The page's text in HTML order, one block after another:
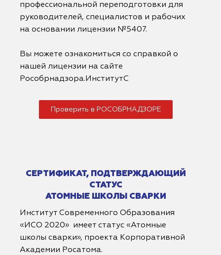
профессиональной переподготовки для
руководителей, специалистов и рабочих
на основании лицензии №5407.
Вы можете ознакомиться со справкой о
нашей лицензии на сайте
Рособрнадзора.ИнститутС
Проверить в РОСОБРНАДЗОРЕ
СЕРТИФИКАТ, ПОДТВЕРЖДАЮЩИЙ
СТАТУС
АТОМНЫЕ ШКОЛЫ СВАРКИ
Институт Современного Образования
«ИСО 2020» имеет статус «Атомные
школы сварки», проекта Корпоративной
Академии Росатома.